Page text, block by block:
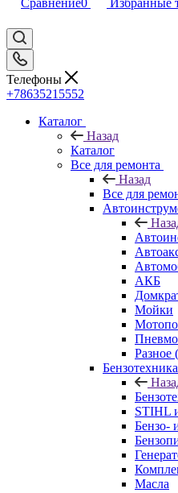
Сравнение0 Избранные
Телефоны
+78635215552
Каталог
Назад
Каталог
Все для ремонта
Назад
Все для
АКБ
Мойки
Разное
Бензотехника
STIHL
Бензо-
Масла